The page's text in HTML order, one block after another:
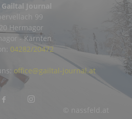
Journal
99
Hermagor
- Kärnten
04282/20472
© nassfeld.at
office@gailtal-journal.at